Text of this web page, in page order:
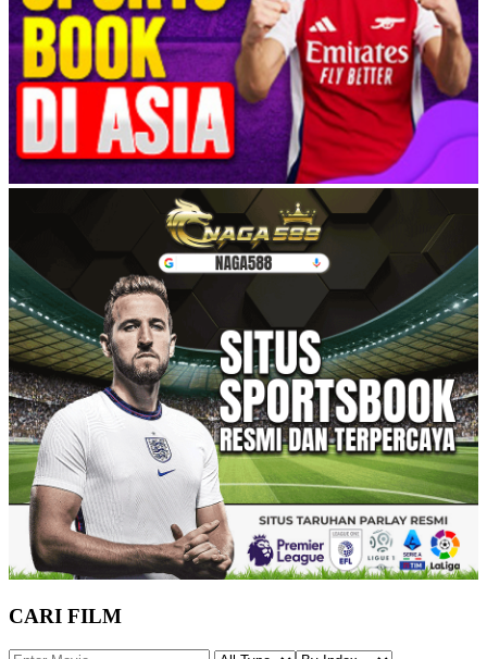
CARI FILM